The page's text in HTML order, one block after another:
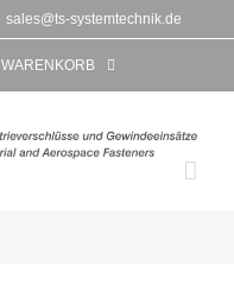
sales@ts-systemtechnik.de
WARENKORB